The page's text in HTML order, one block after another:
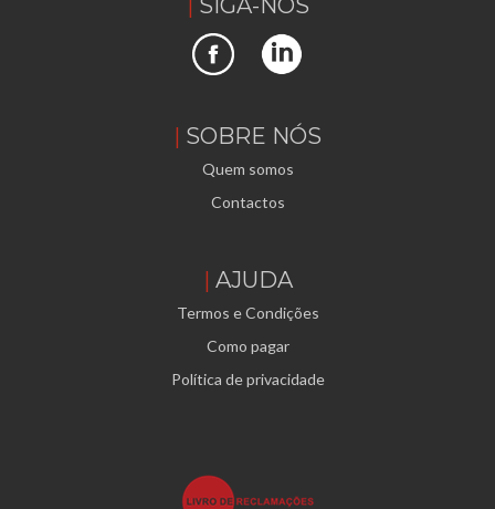
SIGA-NOS
SOBRE NÓS
Quem somos
Contactos
AJUDA
Termos e Condições
Como pagar
Política de privacidade